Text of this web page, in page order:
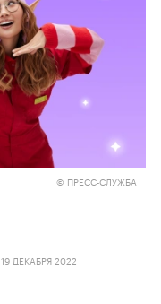
© ПРЕСС-СЛУЖБА
19 ДЕКАБРЯ 2022